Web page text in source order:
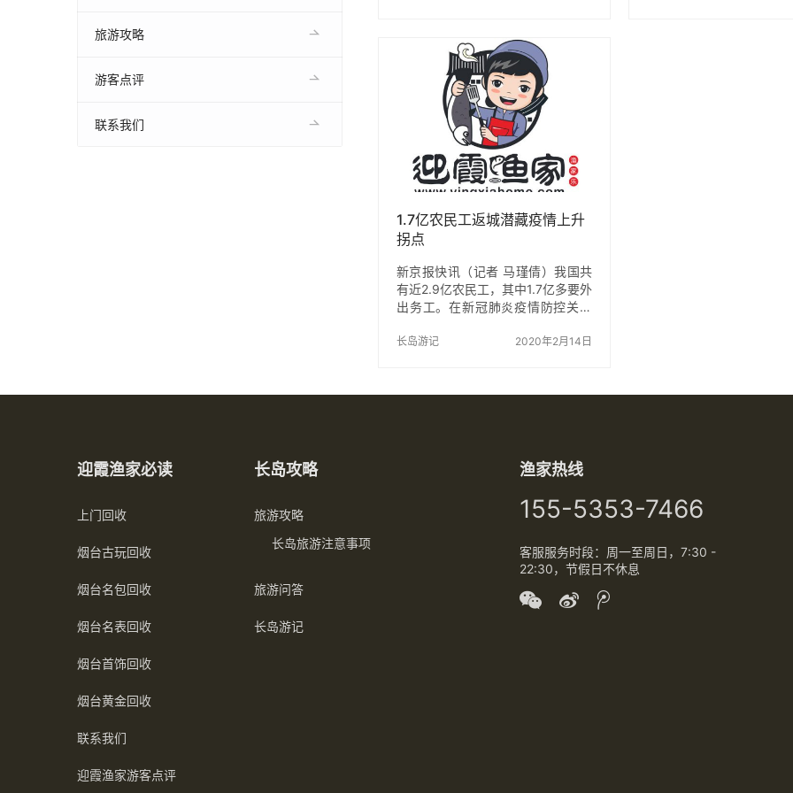
的夜晚，有静谧的一面，也有属于
它的精彩。 关于长岛 被誉为“中国
最美十大海岛”之一的长岛坐落在胶
东、辽东半岛之间，位于黄渤海交
汇处，由32个岛屿组成，山中有
水，水中有山，山水相映是大自然
给予的32颗苍翠如黛的明珠。这里
还保留了纯原生态渔村的样貌，岛
上的渔民淳朴、海水特别清澈、天
1.7亿农民工返城潜藏疫情上升
拐点
新京报快讯（记者 马瑾倩）我国共
有近2.9亿农民工，其中1.7亿多要外
出务工。在新冠肺炎疫情防控关键
又将增加更多考验。据记者不完全
对农民工返工出台相关政策措施，
京师范大学中国公益研究院认为，
地，都要做好把关和预案准备，可
利用大数据进行风险分析，在返城
长岛游记 2020年2月14日
旅游攻略
游客点评
联系我们
迎霞渔家必读
上门回收
烟台古玩回收
烟台名包回收
烟台名表回收
烟台首饰回收
烟台黄金回收
联系我们
迎霞渔家游客点评
长岛攻略
旅游攻略
长岛旅游注意事项
旅游问答
长岛游记
渔家热线
155-5353-7466
客服服务时段：周一至周日，7:30 -
22:30，节假日不休息